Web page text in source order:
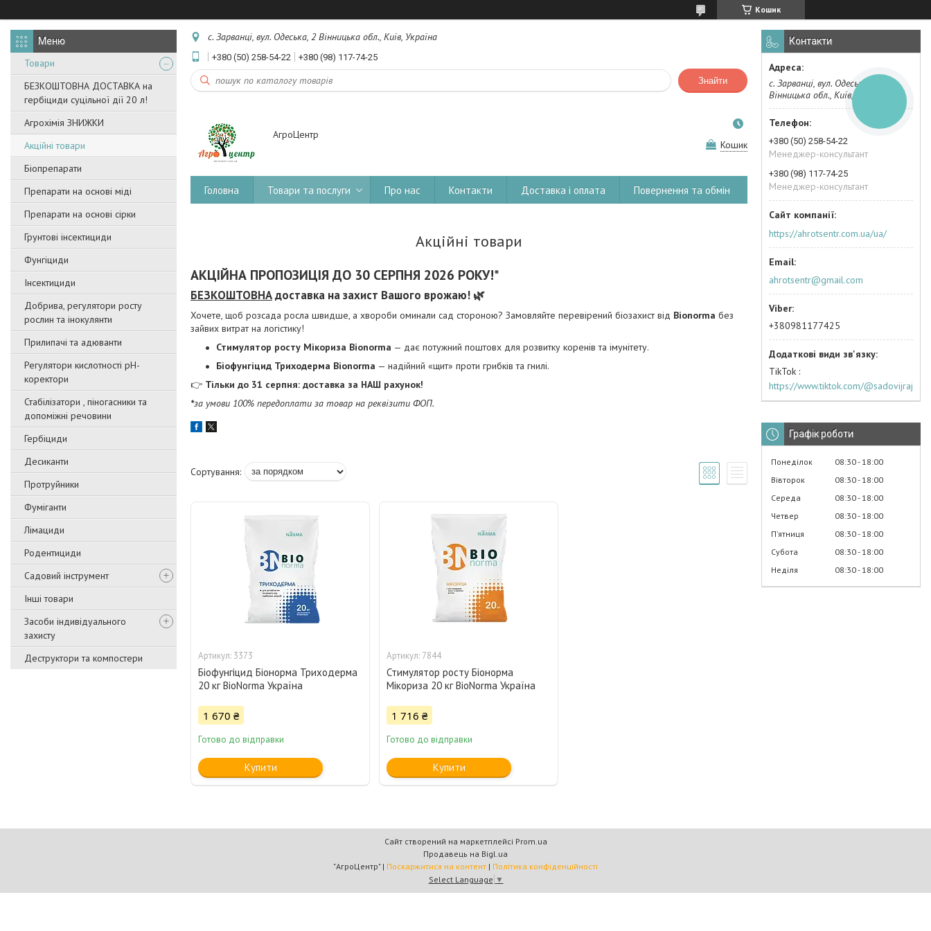
Кошик
Товари
БЕЗКОШТОВНА ДОСТАВКА на
гербіциди суцільної дії 20 л!
Агрохімія ЗНИЖКИ
Акційні товари
Біопрепарати
Препарати на основі міді
Препарати на основі сірки
Грунтові інсектициди
Фунгіциди
Інсектициди
Добрива, регулятори росту
рослин та інокулянти
Прилипачі та адюванти
Регулятори кислотності pН-
коректори
Стабілізатори , піногасники та
допоміжні речовини
Гербіциди
Десиканти
Протруйники
Фуміганти
Лімациди
Родентициди
Садовий інструмент
Інші товари
Засоби індивідуального
захисту
Деструктори та компостери
с. Зарванці, вул. Одеська, 2 Вінницька обл., Київ, Україна
+380 (50) 258-54-22 +380 (98) 117-74-25
Знайти
АгроЦентр
Кошик
Головна Товари та послуги Про нас Контакти Доставка і оплата Повернення та обмін
Акційні товари
АКЦІЙНА ПРОПОЗИЦІЯ ДО 30 СЕРПНЯ 2026 РОКУ!*
БЕЗКОШТОВНАдоставка на захист Вашого врожаю! 🌿
Хочете, щоб розсада росла швидше, а хвороби оминали сад стороною? Замовляйте перевірений біозахист від Bionorma без
зайвих витрат на логістику!
Стимулятор росту Мікориза Bionorma — дає потужний поштовх для розвитку коренів та імунітету.
Біофунгіцид Триходерма Bionorma — надійний «щит» проти грибків та гнилі.
👉 Тільки до 31 серпня: доставка за НАШ рахунок!
*за умови 100% передоплати за товар на реквізити ФОП.
3373
Біофунгіцид Біонорма Триходерма
20 кг BioNorma Україна
1 670 ₴
Готово до відправки
Купити
7844
Стимулятор росту Біонорма
Мікориза 20 кг BioNorma Україна
1 716 ₴
Готово до відправки
Купити
Контакти
с. Зарванці, вул. Одеська, 2
Вінницька обл., Київ, Україна
+380 (50) 258-54-22
Менеджер-консультант
+380 (98) 117-74-25
Менеджер-консультант
https://ahrotsentr.com.ua/ua/
ahrotsentr@gmail.com
+380981177425
TikTok
https://www.tiktok.com/@sadovijraj
Графік роботи
Понеділок 08:30 18:00
Вівторок
08:30 18:00
Середа
08:30 18:00
Четвер
08:30 18:00
Пʼятниця
08:30 18:00
Субота
08:30 18:00
Неділя
08:30 18:00
Сайт створений на маркетплейсі Prom.ua
Продавець на Bigl.ua
"АгроЦентр" | Поскаржитися на контент | Політика конфіденційності
Select Language ▼